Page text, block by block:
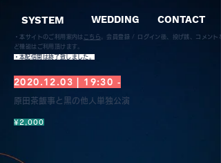
SYSTEM WEDDING CONTACT
・本サイトのご利用案内は こちら
会員登録 / ログイン後、投げ銭、コメント
ど機能はご利用頂けます。
​・本配信開は終了致しました。
2020.12.03 | 19:30 -
原田茶飯事と黒の他人単独公演
¥2,000